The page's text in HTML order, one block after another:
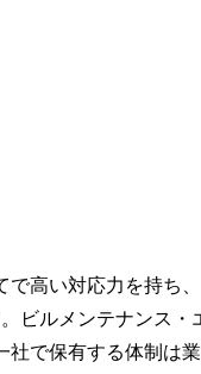
高い対応力を持ち、
ビルメンテナンス・
社で保有する体制は業